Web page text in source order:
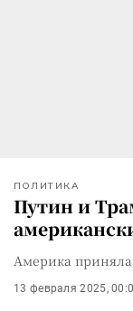
ПОЛИТИКА
Путин и
Америка
13 февраля 2025,